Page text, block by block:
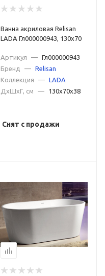
Ванна акриловая Relisan
LADA Гл000000943, 130x70
Артикул —
Гл000000943
Бренд
—
Relisan
Коллекция
—
LADA
ДxШxГ, см
— 130x70x38
Снят с продажи